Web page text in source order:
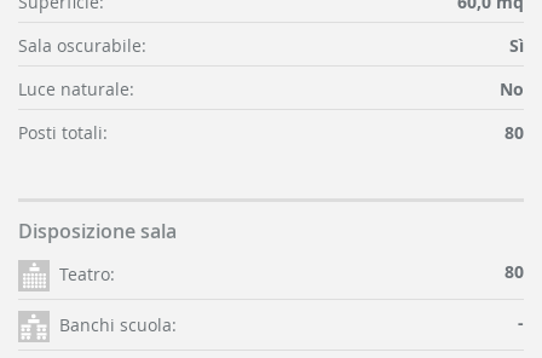
Sala oscurabile:
Sì
Luce naturale:
No
Posti totali:
80
Disposizione sala
Teatro: 80
Banchi scuola: -